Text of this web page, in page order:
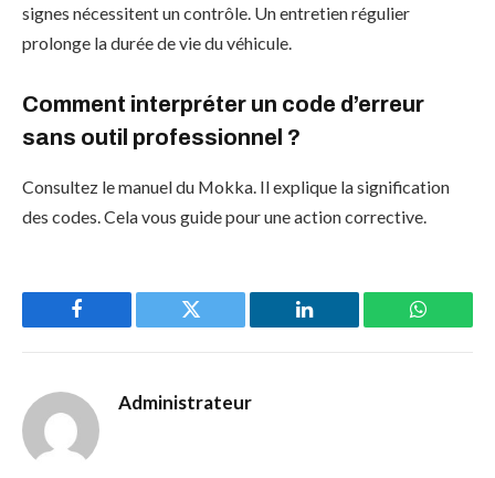
signes nécessitent un contrôle. Un entretien régulier
prolonge la durée de vie du véhicule.
Comment interpréter un code d’erreur
sans outil professionnel ?
Consultez le manuel du Mokka. Il explique la signification
des codes. Cela vous guide pour une action corrective.
Facebook Twitter LinkedIn
Administrateur